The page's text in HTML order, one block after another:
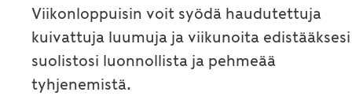
Viikonloppuisin voit syödä haudutettuja
kuivattuja luumuja ja viikunoita edistääksesi
suolistosi luonnollista ja pehmeää
tyhjenemistä.